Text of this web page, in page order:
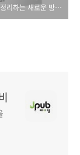
업무와 일상을 정리하는 새로운 방법 노션(개정3판)